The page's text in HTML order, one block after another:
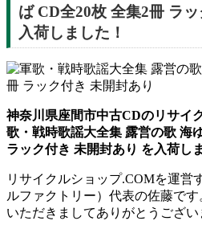
ば CD全20枚 全集2冊 ラ
入荷しました！
神奈川県座間市中古CDのリサイ
歌・戦時歌謡大全集 露営の歌 海
ラック付き 未開封あり を入荷し
リサイクルショップ.COMを運営
ルファクトリー）代表の佐藤で
いただきましてありがとうござい